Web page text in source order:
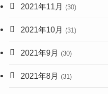
2021年11月 (30)
2021年10月 (31)
2021年9月 (30)
2021年8月 (31)